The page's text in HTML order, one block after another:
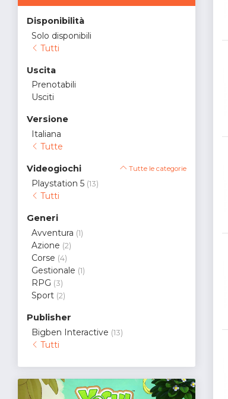
Disponibilità
Solo disponibili
Tutti
Uscita
Prenotabili
Usciti
Versione
Italiana
Tutte
Videogiochi Tutte le categorie
Playstation 5 (13)
Tutti
Generi
Avventura (1)
Azione (2)
Corse (4)
Gestionale (1)
RPG (3)
Sport (2)
Publisher
Bigben Interactive (13)
Tutti